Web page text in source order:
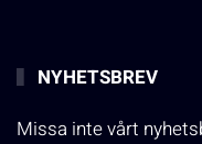
NYHETSBREV
Missa inte vårt